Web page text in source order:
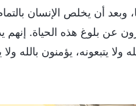
وبعد أن يخلص الإنسان
عن بلوغ هذه الحياة.
ولا يتبعونه، يؤمنون بالله